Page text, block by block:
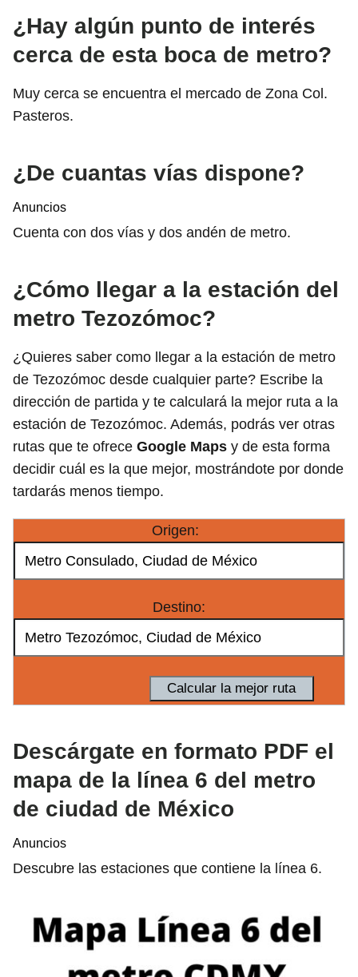
¿Hay algún punto de interés
cerca de esta boca de metro?
Muy cerca se encuentra el mercado de Zona Col.
Pasteros.
¿De cuantas vías dispone?
Anuncios
Cuenta con dos vías y dos andén de metro.
¿Cómo llegar a la estación del
metro Tezozómoc?
¿Quieres saber como llegar a la estación de metro
de Tezozómoc desde cualquier parte? Escribe la
dirección de partida y te calculará la mejor ruta a la
estación de Tezozómoc. Además, podrás ver otras
rutas que te ofrece Google Maps y de esta forma
decidir cuál es la que mejor, mostrándote por donde
tardarás menos tiempo.
Origen:
Destino:
Descárgate en formato PDF el
mapa de la línea 6 del metro
de ciudad de México
Anuncios
Descubre las estaciones que contiene la línea 6.